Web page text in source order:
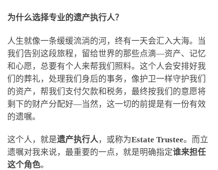
为什么选择专业的遗产执行人？
人生就像一条缓缓流淌的河，终有一天会汇入大海。当
我们告别这段旅程，留给世界的那些点滴—资产、记忆
和心愿，总要有个人来帮我们照料。这个人会安排好我
们的葬礼，处理我们身后的事务，像护卫一样守护我们
的资产，帮我们支付欠款和税务，最终按我们的意愿将
剩下的财产分配好—当然，这一切的前提是有一份有效
的遗嘱。
这个人，就是遗产执行人 ，或称为Estate Trustee。而立
遗嘱对我来说，最重要的一点，就是明确指定谁来担任
这个角色。